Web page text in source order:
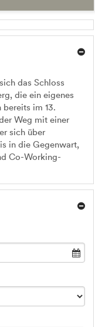
das Schloss
die ein eigenes
im 13.
Weg mit einer
sich über
in die Gegenwart,
Co-Working-